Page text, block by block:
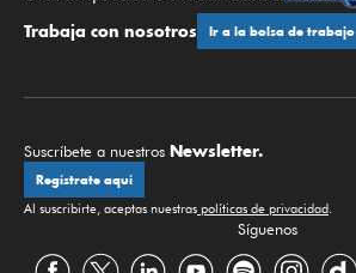
Trabaja con nosotros Ir a la bolsa de trabajo
Suscríbete a nuestros Newsletter.
Regístrate aquí
Al suscribirte, aceptas nuestras políticas de privacidad
Síguenos